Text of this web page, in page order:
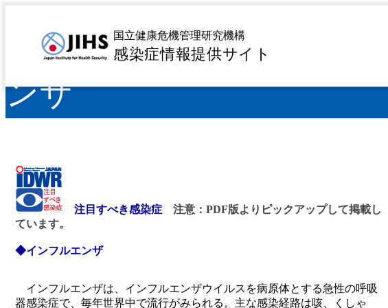
国立健康危機管理研究機構
感染症情報提供サイト
IDWR 2019年第48号＜
ンザ
注目すべき感染症 注意：PDF版よりピックアップして掲載し
ています。
◆インフルエンザ
インフルエンザは、インフルエンザウイルスを病原体とする急性の呼吸
器感染症で、毎年世界中で流行がみられる。主な感染経路は咳、くしゃ